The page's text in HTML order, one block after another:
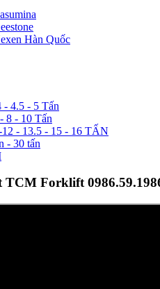
Hàn Quốc
- 4.5 - 5 Tấn
8 - 10 Tấn
- 13.5 - 15 - 16 TẤN
- 30 tấn
TCM Forklift